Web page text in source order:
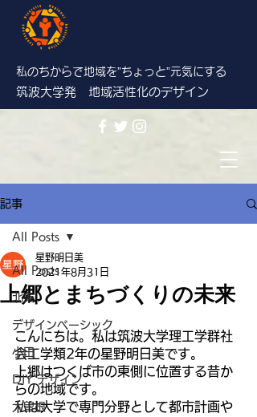
私のちからで地域を”ちょっと”元気にする
筑波大学発 地域活性化のデザイン
記事
All Posts
北条
デザインベーシック
小田
DIY デザイン
大曽根
All Posts
上郷とまちづくりの未来
星野明日美
2021年8月31日
こんにちは。私は筑波大学理工学群社
会工学類2年の星野明日美です。
上郷はつくば市の東側に位置する昔か
らの地域です。
私は大学で専門分野として都市計画や